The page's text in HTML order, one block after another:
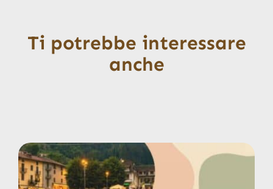
Ti potrebbe interessare
anche